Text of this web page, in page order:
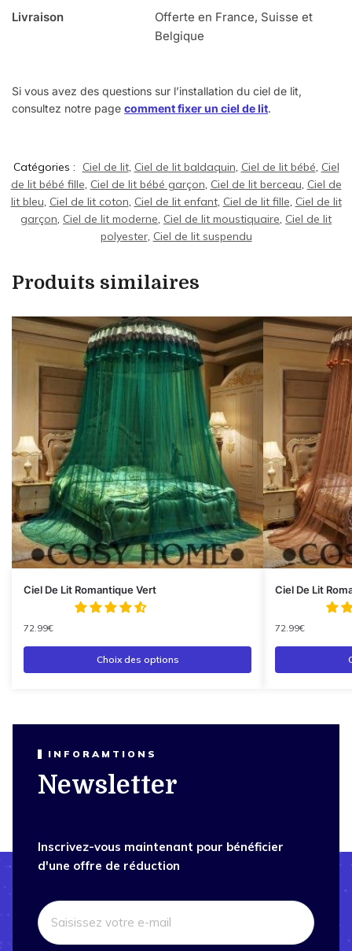
Livraison
Offerte en France, Suisse et
Belgique
Si vous avez des questions sur l’installation du ciel de lit,
consultez notre page comment fixer un ciel de lit.
Catégories : Ciel de lit, Ciel de lit baldaquin, Ciel de lit bébé, Ciel
de lit bébé fille, Ciel de lit bébé garçon, Ciel de lit berceau, Ciel de
lit bleu, Ciel de lit coton, Ciel de lit enfant, Ciel de lit fille, Ciel de lit
garçon, Ciel de lit moderne, Ciel de lit moustiquaire, Ciel de lit
polyester, Ciel de lit suspendu
Produits similaires
Ciel De Lit Romantique Vert
72.99€
Choix des options
Ciel De Lit
72.99€
INFORAMTIONS
Newsletter
Inscrivez-vous maintenant pour bénéficier
d'une offre de réduction